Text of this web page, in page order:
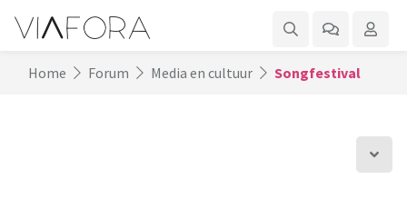
Home Forum Media en cultuur Songfestival